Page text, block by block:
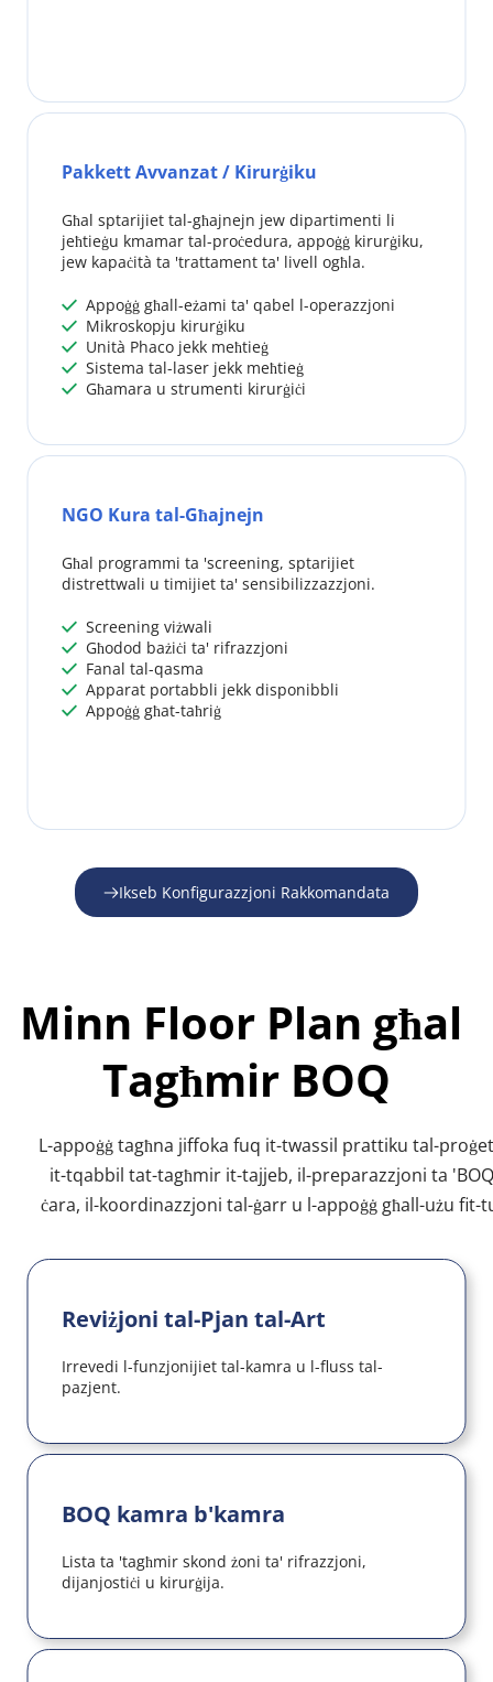
Pakkett Avvanzat / Kirurġiku
Għal sptarijiet tal-għajnejn jew dipartimenti li
jeħtieġu kmamar tal-proċedura, appoġġ kirurġiku,
jew kapaċità ta 'trattament ta' livell ogħla.
 Appoġġ għall-eżami ta' qabel l-operazzjoni
 Mikroskopju kirurġiku
 Unità Phaco jekk meħtieġ
 Sistema tal-laser jekk meħtieġ
 Għamara u strumenti kirurġiċi
NGO Kura tal-Għajnejn
Għal programmi ta 'screening, sptarijiet
distrettwali u timijiet ta' sensibilizzazzjoni.
 Screening viżwali
 Għodod bażiċi ta' rifrazzjoni
 Fanal tal-qasma
 Apparat portabbli jekk disponibbli
 Appoġġ għat-taħriġ
Ikseb Konfigurazzjoni Rakkomandata
Minn Floor Plan għal
Tagħmir BOQ
L-appoġġ tagħna jiffoka fuq it-twassil prattiku tal-
it-tqabbil tat-tagħmir it-tajjeb, il-preparazzjoni ta 'BOQ
ċara, il-koordinazzjoni tal-ġarr u l-appoġġ għall-użu fit-
Reviżjoni tal-Pjan tal-Art
Irrevedi l-funzjonijiet tal-kamra u l-fluss tal-
pazjent.
BOQ kamra b'kamra
Lista ta 'tagħmir skond żoni ta' rifrazzjoni,
dijanjostiċi u kirurġija.